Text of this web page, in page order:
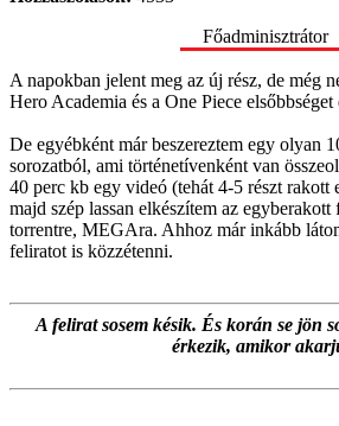
Főadminisztrátor
A napokban jelent meg az új rész, de még
Hero Academia és a One Piece elsőbbséget
De egyébként már beszereztem egy olyan
sorozatból, ami történetívenként van
40 perc kb egy videó (tehát 4-5 részt rakott
majd szép lassan elkészítem az
torrentre, MEGAra. Ahhoz már inkább
feliratot is közzétenni.
A felirat sosem késik. És korán se jön
érkezik, amikor